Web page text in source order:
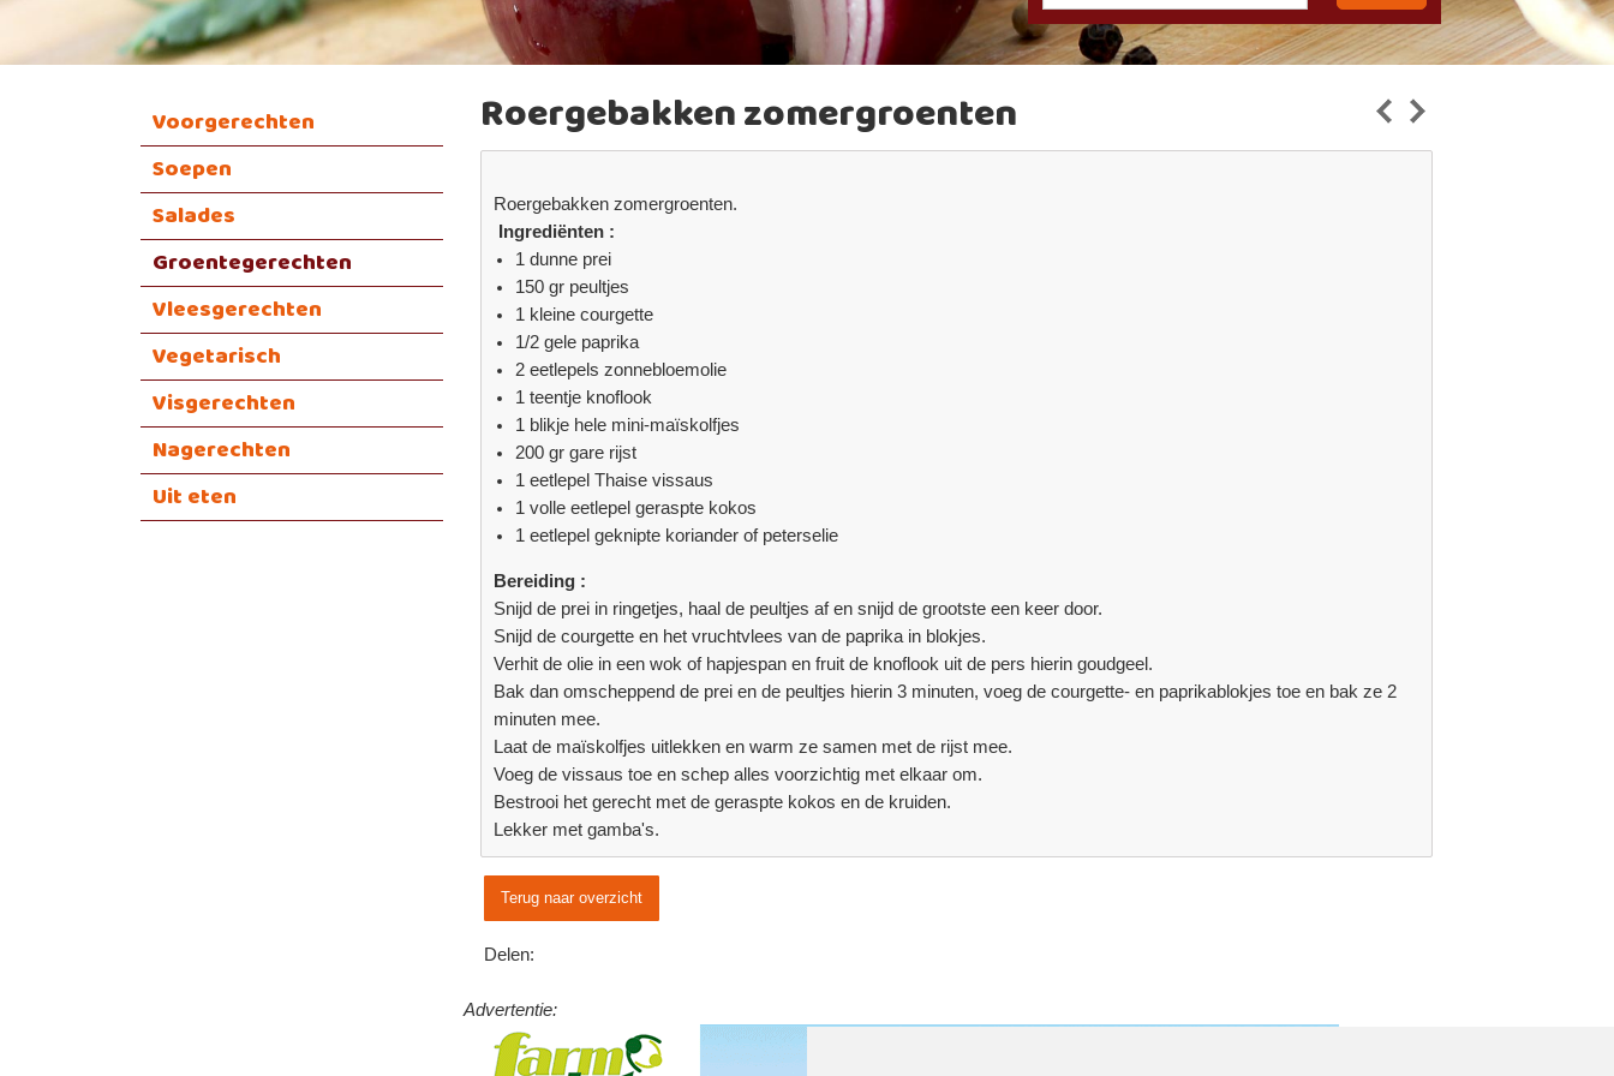
Voorgerechten
Soepen
Salades
Groentegerechten
Vleesgerechten
Vegetarisch
Visgerechten
Nagerechten
Uit eten
Roergebakken zomergroenten
Roergebakken zomergroenten.
Ingrediënten :
1 dunne prei
150 gr peultjes
1 kleine courgette
1/2 gele paprika
2 eetlepels zonnebloemolie
1 teentje knoflook
1 blikje hele mini-maïskolfjes
200 gr gare rijst
1 eetlepel Thaise vissaus
1 volle eetlepel geraspte kokos
1 eetlepel geknipte koriander of peterselie
Bereiding :
Snijd de prei in ringetjes, haal de peultjes af en snijd de grootste een keer door.
Snijd de courgette en het vruchtvlees van de paprika in blokjes.
Verhit de olie in een wok of hapjespan en fruit de knoflook uit de pers hierin goudgeel.
Bak dan omscheppend de prei en de peultjes hierin 3 minuten, voeg de courgette- en paprikablokjes toe en bak ze 2
minuten mee.
Laat de maïskolfjes uitlekken en warm ze samen met de rijst mee.
Voeg de vissaus toe en schep alles voorzichtig met elkaar om.
Bestrooi het gerecht met de geraspte kokos en de kruiden.
Lekker met gamba's.
Terug naar overzicht
Delen:
Advertentie: